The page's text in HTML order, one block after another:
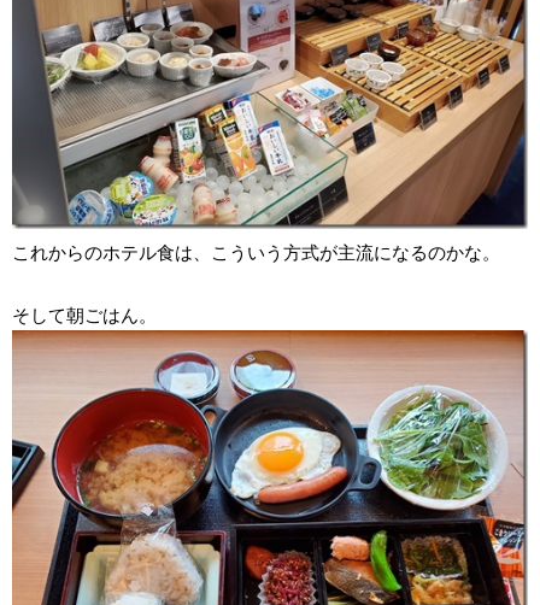
これからのホテル食は、こういう方式が主流になるのかな。
そして朝ごはん。